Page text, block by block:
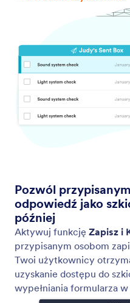
Zbieraj i udostępniaj
Nasze narzędzia
dokumenty PDF i
odpowiedzi online.
Formularze
Jeśli chcesz wnieść swój
Jotform, możesz
szablonów Jotform, by
innym użytkownikom.